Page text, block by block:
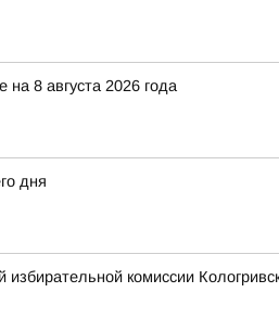
8 августа 2026 года
дня
комиссии